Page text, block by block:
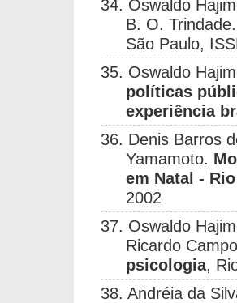
34. Oswaldo
B. O.
São Paulo,
35. Oswaldo
políticas
experiência
36. Denis Barros
Yamamoto.
em Natal -
2002
37. Oswaldo
Ricardo
psicologia,
38. Andréia da